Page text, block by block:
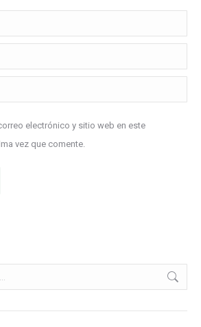
electrónico y sitio web en este
vez que comente.